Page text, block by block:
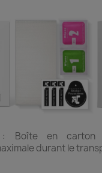
: Boîte en carton
durant le